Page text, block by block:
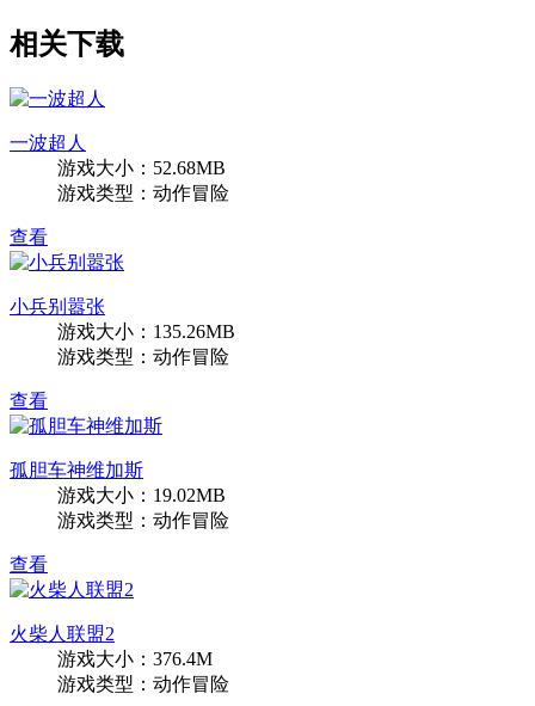
相关下载
一波超人
游戏大小：52.68MB
游戏类型：动作冒险
查看
小兵别嚣张
游戏大小：135.26MB
游戏类型：动作冒险
查看
孤胆车神维加斯
游戏大小：19.02MB
游戏类型：动作冒险
查看
火柴人联盟2
游戏大小：376.4M
游戏类型：动作冒险